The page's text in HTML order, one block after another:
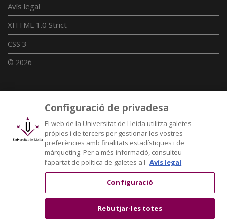
Avís legal
XHTML 1.0 Strict
CSS 3
© 2026
Enllaços UdL
Xarxes universitàries
Configuració de privadesa
El web de la Universitat de Lleida utilitza galetes
pròpies i de tercers per gestionar les vostres
preferències amb finalitats estadístiques i de
màrqueting. Per a més informació, consulteu
l’apartat de política de galetes a l' Avís legal
Configuració
Rebutjar-les totes